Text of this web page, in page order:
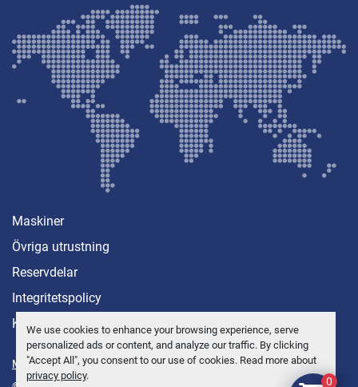
We use cookies to enhance your browsing experience, serve
personalized ads or content, and analyze our traffic. By clicking
"Accept All", you consent to our use of cookies. Read more about
privacy policy.
Maskiner
Övriga utrustning
Reservdelar
Integritetspolicy
Kontakt
Manage Cookies
0